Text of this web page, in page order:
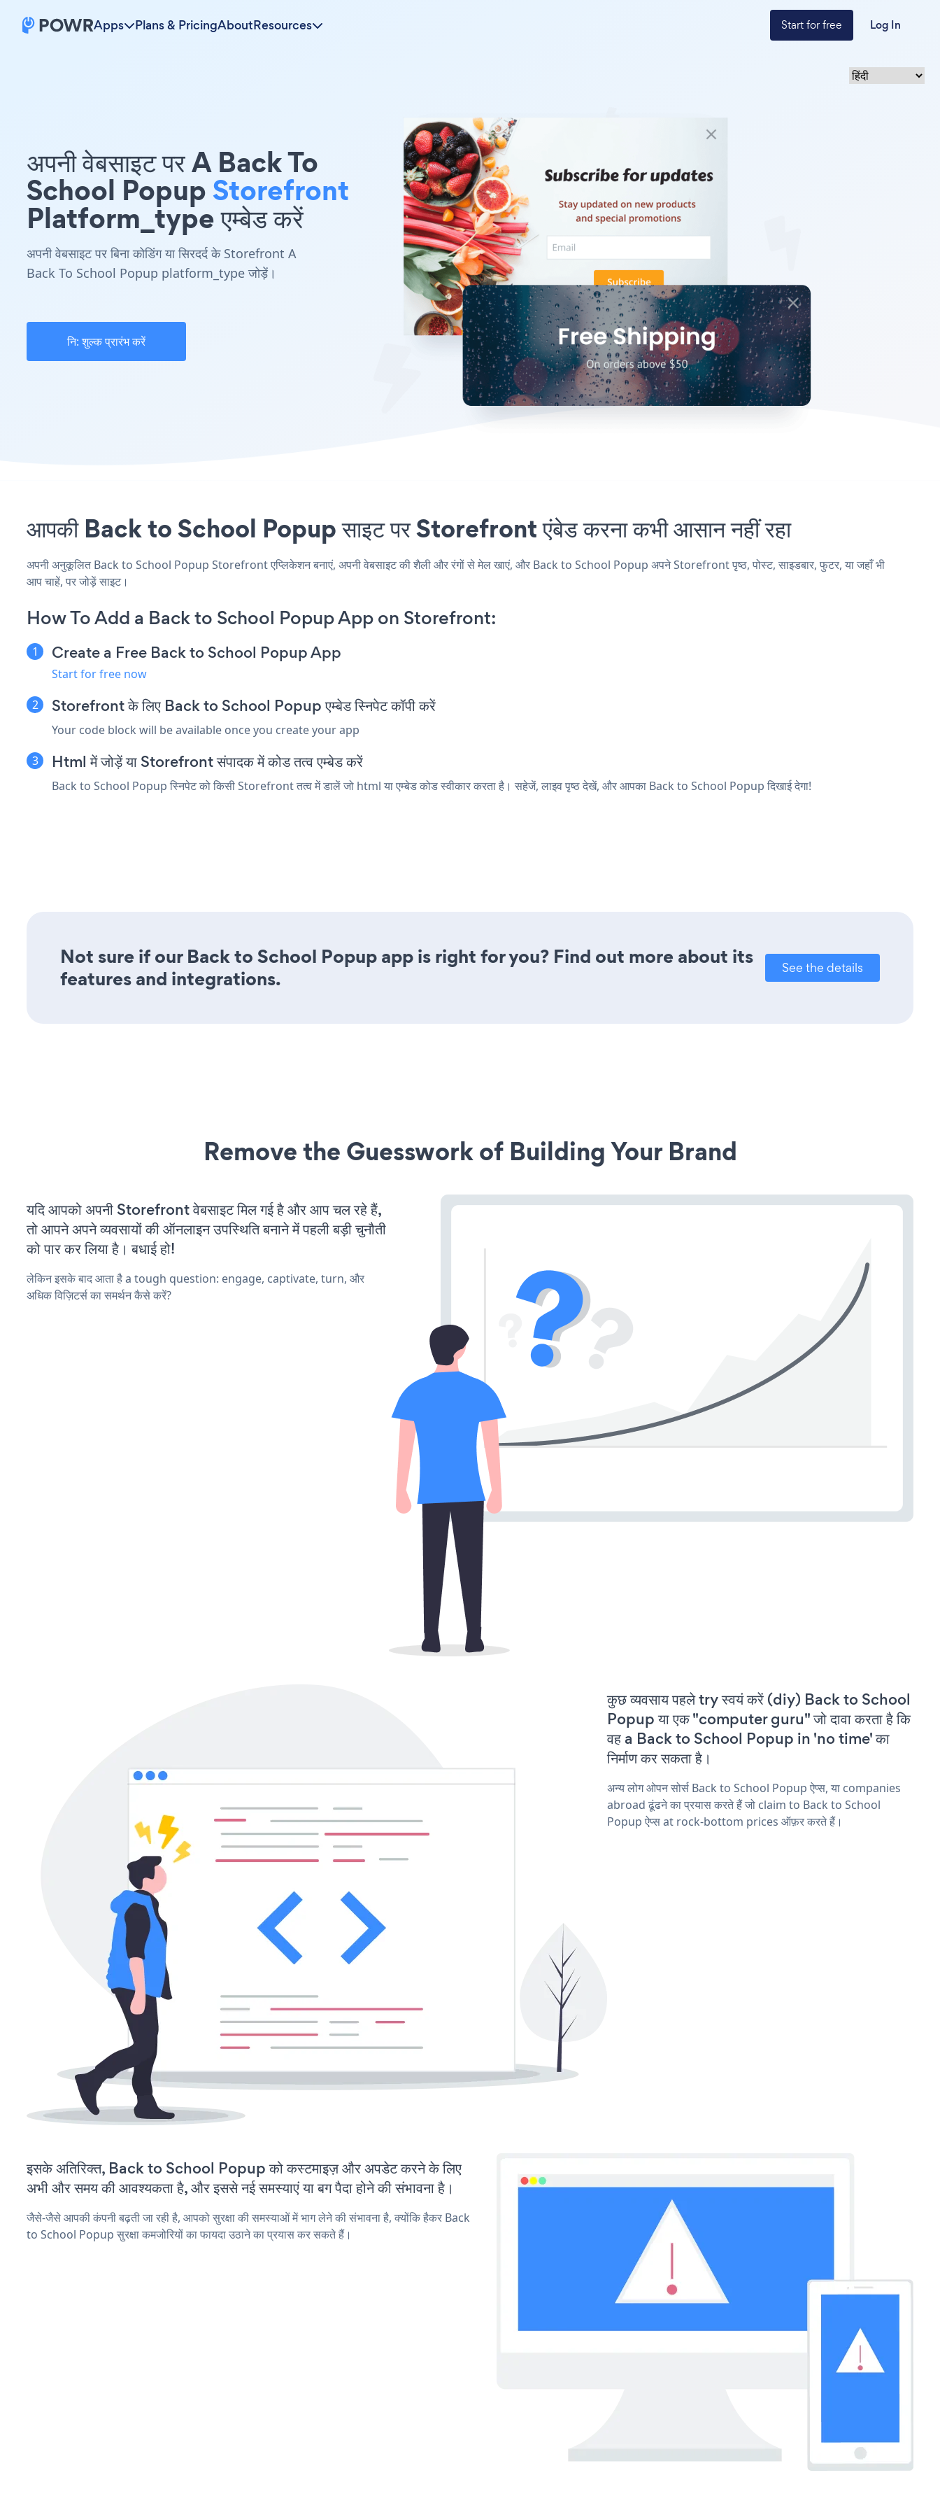
Apps Plans & PricingAboutResources Start for free Log In
अपनी वेबसाइट पर A Back To
School PopupStorefront
Platform_type एम्बेड करें
अपनी वेबसाइट पर बिना कोडिंग या सिरदर्द के Storefront A
Back To School Popup platform_type जोड़ें।
नि: शुल्क प्रारंभ करें
आपकी Back to School Popup साइट पर Storefront एंबेड करना कभी आसान नहीं रहा
अपनी अनुकूलित Back to School Popup Storefront एप्लिकेशन बनाएं, अपनी वेबसाइट की शैली और रंगों से मेल खाएं, और Back to School Popup अपने Storefront पृष्ठ, पोस्ट, साइडबार, फुटर, या जहाँ भी
आप चाहें, पर जोड़ें साइट।
How To Add a Back to School Popup App on Storefront:
Create a Free Back to School Popup App
Start for free now
Storefront के लिए Back to School Popup एम्बेड स्निपेट कॉपी करें
Your code block will be available once you create your app
Html में जोड़ें या Storefront संपादक में कोड तत्व एम्बेड करें
Back to School Popup स्निपेट को किसी Storefront तत्व में डालें जो html या एम्बेड कोड स्वीकार करता है। सहेजें, लाइव पृष्ठ देखें, और आपका Back to School Popup दिखाई देगा!
Not sure if our Back to School Popup app is right for you? Find out more about its
features and integrations.
See the details
Remove the Guesswork of Building Your Brand
यदि आपको अपनी Storefront वेबसाइट मिल गई है और आप चल रहे हैं,
तो आपने अपने व्यवसायों की ऑनलाइन उपस्थिति बनाने में पहली बड़ी चुनौती
को पार कर लिया है। बधाई हो!
लेकिन इसके बाद आता है a tough question: engage, captivate, turn, और
अधिक विज़िटर्स का समर्थन कैसे करें?
कुछ व्यवसाय पहले try स्वयं करें (diy) Back to School
Popup या एक "computer guru" जो दावा करता है कि
वह a Back to School Popup in 'no time' का
निर्माण कर सकता है।
अन्य लोग ओपन सोर्स Back to School Popup ऐप्स, या companies
abroad ढूंढने का प्रयास करते हैं जो claim to Back to School
Popup ऐप्स at rock-bottom prices ऑफ़र करते हैं।
इसके अतिरिक्त, Back to School Popup को कस्टमाइज़ और अपडेट करने के लिए
अभी और समय की आवश्यकता है, और इससे नई समस्याएं या बग पैदा होने की संभावना है।
जैसे-जैसे आपकी कंपनी बढ़ती जा रही है, आपको सुरक्षा की समस्याओं में भाग लेने की संभावना है, क्योंकि हैकर Back
to School Popup सुरक्षा कमजोरियों का फायदा उठाने का प्रयास कर सकते हैं।